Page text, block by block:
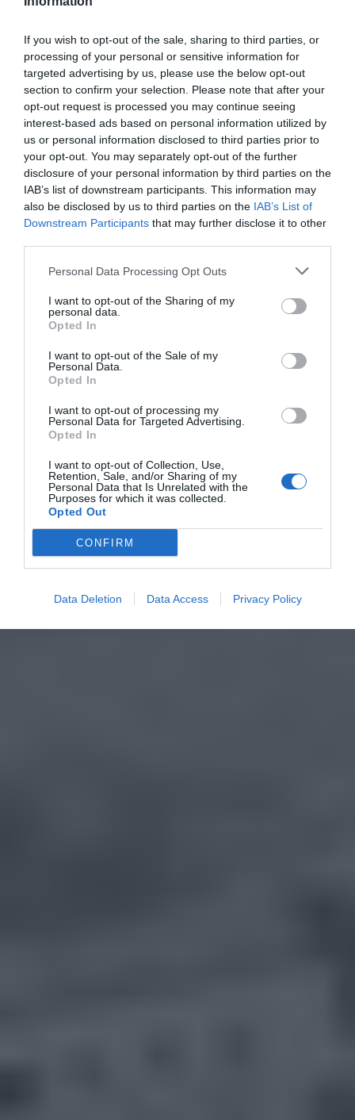
If you wish to opt-out of the sale, sharing to third parties, or
processing of your personal or sensitive information for
targeted advertising by us, please use the below opt-out
section to confirm your selection. Please note that after your
opt-out request is processed you may continue seeing
interest-based ads based on personal information utilized by
us or personal information disclosed to third parties prior to
your opt-out. You may separately opt-out of the further
disclosure of your personal information by third parties on the
IAB’s list of downstream participants. This information may
also be disclosed by us to third parties on the IAB’s List of
Downstream Participants that may further disclose it to other
Personal Data Processing Opt Outs
I want to opt-out of the Sharing of my
personal data.
Opted In
I want to opt-out of the Sale of my
Personal Data.
Opted In
I want to opt-out of processing my
Personal Data for Targeted Advertising.
Opted In
I want to opt-out of Collection, Use,
Retention, Sale, and/or Sharing of my
Personal Data that Is Unrelated with the
Purposes for which it was collected.
Opted Out
CONFIRM
Data Deletion Data Access Privacy Policy